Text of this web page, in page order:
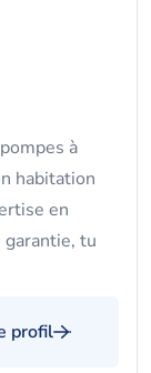
à
habitation
en
tu
profil